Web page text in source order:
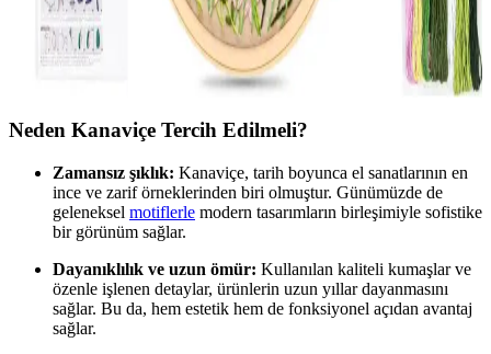
Kanaviçe başlangıç setleri, pratik ve estetik el işi çözümleri sunar.
Dekorasyon ve mobilyada kullanımıyla yaşam alanlarınızı
kişiselleştirin, özgün detaylar ekleyin ve yaratıcılığınızı konuşturun.
Neden Kanaviçe Tercih Edilmeli?
Zamansız şıklık: Kanaviçe, tarih boyunca el sanatlarının en
ince ve zarif örneklerinden biri olmuştur. Günümüzde de
geleneksel motiflerle modern tasarımların birleşimiyle sofistike
bir görünüm sağlar.
Dayanıklılık ve uzun ömür: Kullanılan kaliteli kumaşlar ve
özenle işlenen detaylar, ürünlerin uzun yıllar dayanmasını
sağlar. Bu da, hem estetik hem de fonksiyonel açıdan avantaj
sağlar.